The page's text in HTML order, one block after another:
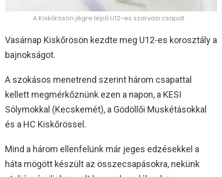
A Kiskőrösön jégre lépő U12-es szarvasi csapat
Vasárnap Kiskőrösön kezdte meg U12-es korosztály a
bajnokságot.
A szokásos menetrend szerint három csapattal
kellett megmérkőznünk ezen a napon, a KESI
Sólymokkal (Kecskemét), a Gödöllői Muskétásokkal
és a HC Kiskőrössel.
Mind a három ellenfelünk már jeges edzésekkel a
háta mögött készült az összecsapásokra, nekünk